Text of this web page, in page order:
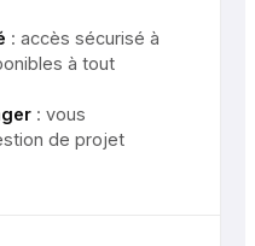
: accès sécurisé à
à tout
: vous
de projet